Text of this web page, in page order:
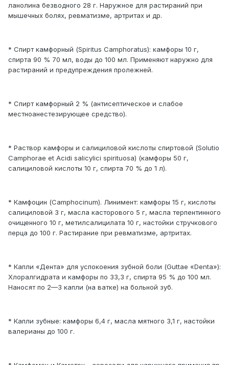
ланолина безводного 28 г. Наружное для растираний при
мышечных болях, ревматизме, артритах и др.
* Спирт камфорный (Spiritus Camphoratus): камфоры 10 г,
спирта 90 % 70 мл, воды до 100 мл. Применяют наружно для
растираний и предупреждения пролежней.
* Спирт камфорный 2 % (антисептическое и слабое
местноанестезирующее средство).
* Раствор камфоры и салициловой кислоты спиртовой (Solutio
Camphorae et Acidi salicylici spirituosa) (камфоры 50 г,
салициловой кислоты 10 г, спирта 70 % до 1 л).
* Камфоцин (Сamphocinum). Линимент: камфоры 15 г, кислоты
салициловой 3 г, масла касторового 5 г, масла терпентинного
очищенного 10 г, метилсалицилата 10 г, настойки стручкового
перца до 100 г. Растирание при ревматизме, артритах.
* Капли «Дента» для успокоения зубной боли (Guttae «Denta»):
Хлоралгидрата и камфоры по 33,3 г, спирта 95 % до 100 мл.
Наносят по 2—3 капли (на ватке) на больной зуб.
* Капли зубные: камфоры 6,4 г, масла мятного 3,1 г, настойки
валерианы до 100 г.